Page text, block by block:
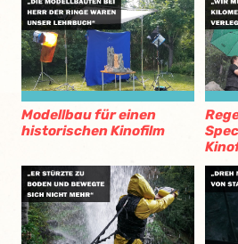
Modellbau für einen
historischen Kinofilm